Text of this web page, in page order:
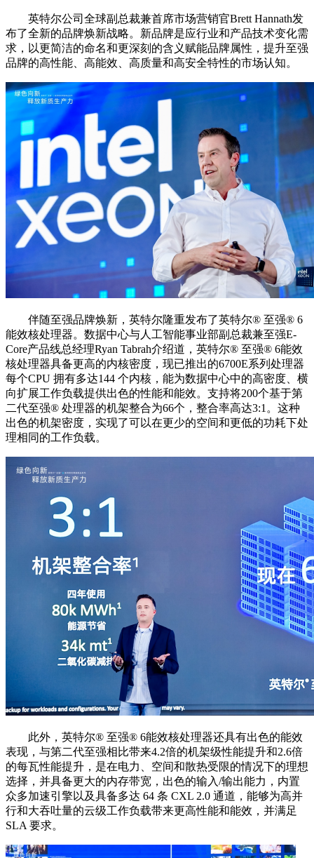
英特尔公司全球副总裁兼首席市场营销官Brett Hannath发
布了全新的品牌焕新战略。新品牌是应行业和产品技术变化需
求，以更简洁的命名和更深刻的含义赋能品牌属性，提升至强
品牌的高性能、高能效、高质量和高安全特性的市场认知。
伴随至强品牌焕新，英特尔隆重发布了英特尔®️ 至强®️ 6
能效核处理器。数据中心与人工智能事业部副总裁兼至强E-
Core产品线总经理Ryan Tabrah介绍道，英特尔®️ 至强®️ 6能效
核处理器具备更高的内核密度，现已推出的6700E系列处理器
每个CPU 拥有多达144 个内核，能为数据中心中的高密度、横
向扩展工作负载提供出色的性能和能效。支持将200个基于第
二代至强®️ 处理器的机架整合为66个，整合率高达3:1。这种
出色的机架密度，实现了可以在更少的空间和更低的功耗下处
理相同的工作负载。
此外，英特尔®️ 至强®️ 6能效核处理器还具有出色的能效
表现，与第二代至强相比带来4.2倍的机架级性能提升和2.6倍
的每瓦性能提升，是在电力、空间和散热受限的情况下的理想
选择，并具备更大的内存带宽，出色的输入/输出能力，内置
众多加速引擎以及具备多达 64 条 CXL 2.0 通道，能够为高并
行和大吞吐量的云级工作负载带来更高性能和能效，并满足
SLA 要求。